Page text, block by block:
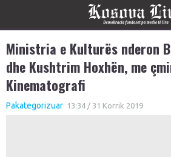
Ministria e Kulturës nderon
dhe Kushtrim Hoxhën, me
Kinematografi
Pakategorizuar 13:34 / 31 Korrik 2019